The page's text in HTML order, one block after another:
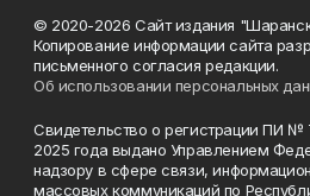
© 2020-2026 Сайт издания
Копирование информации сайта
письменного согласия редакции.
Об использовании персональных
Свидетельство о регистрации ПИ №
2025 года выдано Управлением
надзору в сфере связи,
массовых коммуникаций по